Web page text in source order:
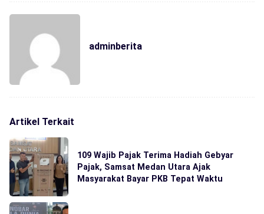
adminberita
Artikel Terkait
109 Wajib Pajak Terima Hadiah Gebyar
Pajak, Samsat Medan Utara Ajak
Masyarakat Bayar PKB Tepat Waktu